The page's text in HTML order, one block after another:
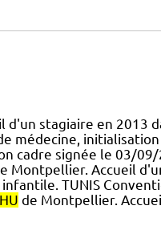
d'un stagiaire en 2013
médecine,
cadre signée le 03/
Montpellier. Accueil
TUNIS
de Montpellier.